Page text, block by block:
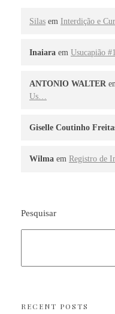
Silas em Interdição e
Inaiara em Usucapião
ANTONIO WALTER
Us…
Giselle Coutinho
Wilma em Registro de
Pesquisar
RECENT POSTS